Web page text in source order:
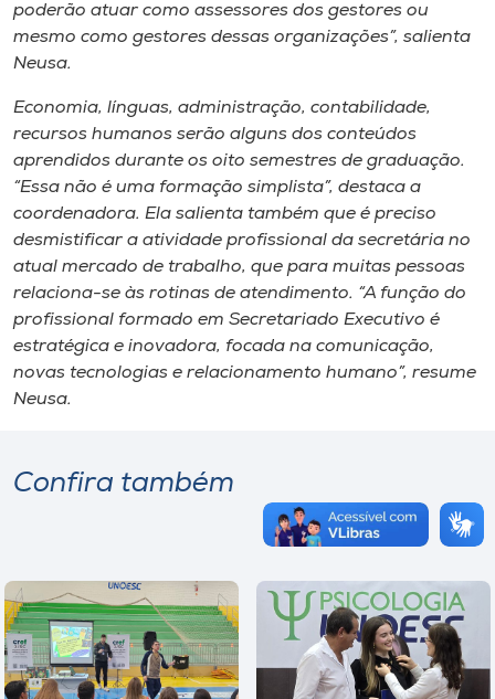
poderão atuar como assessores dos gestores ou
mesmo como gestores dessas organizações”, salienta
Neusa.
Economia, línguas, administração, contabilidade,
recursos humanos serão alguns dos conteúdos
aprendidos durante os oito semestres de graduação.
“Essa não é uma formação simplista”, destaca a
coordenadora. Ela salienta também que é preciso
desmistificar a atividade profissional da secretária no
atual mercado de trabalho, que para muitas pessoas
relaciona-se às rotinas de atendimento. “A função do
profissional formado em Secretariado Executivo é
estratégica e inovadora, focada na comunicação,
novas tecnologias e relacionamento humano”, resume
Neusa.
Confira também